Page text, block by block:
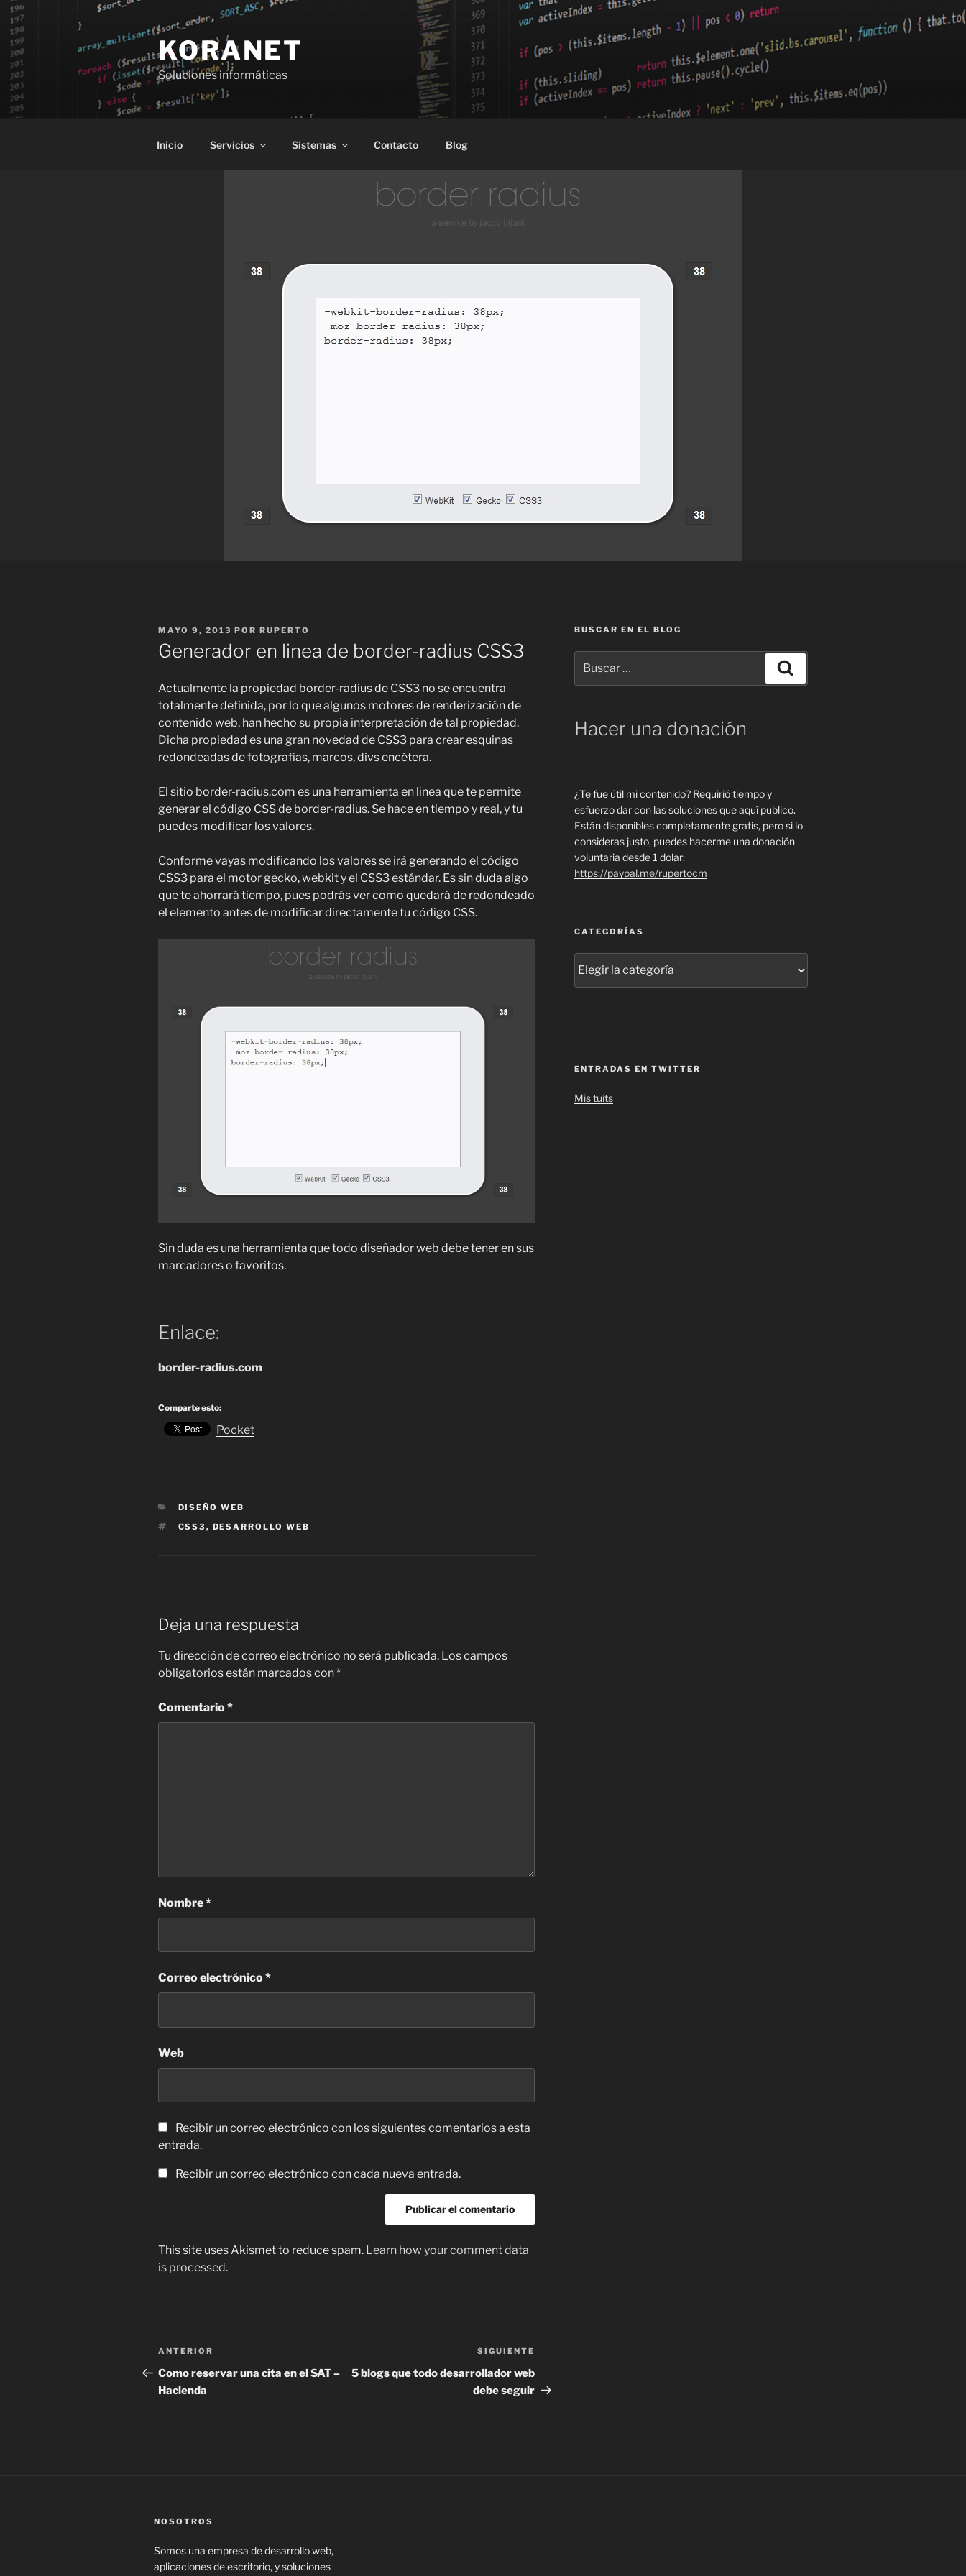
Saltar
contenido
KORANET
Soluciones informáticas
Inicio Servicios Sistemas Contacto Blog
PUBLICADO
EL
MAYO 9, 2013 POR RUPERTO
Generador en linea de border-radius CSS3
Actualmente la propiedad border-radius de CSS3 no se encuentra
totalmente definida, por lo que algunos motores de renderización de
contenido web, han hecho su propia interpretación de tal propiedad.
Dicha propiedad es una gran novedad de CSS3 para crear esquinas
redondeadas de fotografías, marcos, divs encétera.
El sitio border-radius.com es una herramienta en linea que te permite
generar el código CSS de border-radius. Se hace en tiempo y real, y tu
puedes modificar los valores.
Conforme vayas modificando los valores se irá generando el código
CSS3 para el motor gecko, webkit y el CSS3 estándar. Es sin duda algo
que te ahorrará tiempo, pues podrás ver como quedará de redondeado
el elemento antes de modificar directamente tu código CSS.
Sin duda es una herramienta que todo diseñador web debe tener en sus
marcadores o favoritos.
Enlace:
border-radius.com
Comparte esto:
Pocket
CATEGORÍAS
DISEÑO WEB
ETIQUETAS
CSS3 , DESARROLLO WEB
Deja una respuesta
Tu dirección de correo electrónico no será publicada. Los campos
obligatorios están marcados con*
Comentario*
Nombre*
Correo electrónico*
Web
Recibir un correo electrónico con los siguientes comentarios a esta
entrada.
Recibir un correo electrónico con cada nueva entrada.
This site uses Akismet to reduce spam. Learn how your comment data
is processed.
Navegación
de
entradas
Entrada
anterior:
ANTERIOR
Como reservar una cita en el SAT –
Hacienda
entrada
SIGUIENTE
5 blogs que todo desarrollador web
debe seguir
BUSCAR EN EL BLOG
por:
Hacer una donación
¿Te fue útil mi contenido? Requirió tiempo y
esfuerzo dar con las soluciones que aquí publico.
Están disponibles completamente gratis, pero si lo
consideras justo, puedes hacerme una donación
voluntaria desde 1 dolar:
https://paypal.me/rupertocm
CATEGORÍAS
ENTRADAS EN TWITTER
Mis tuits
NOSOTROS
Somos una empresa de desarrollo web,
aplicaciones de escritorio, y soluciones